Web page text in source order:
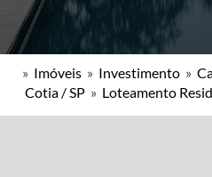
» Imóveis » Investimento »
Cotia / SP » Loteamento